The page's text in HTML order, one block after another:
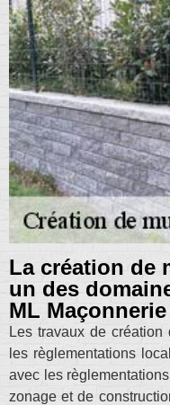
La création de
un des
ML
Les travaux de
les règlementations
avec les
zonage et de